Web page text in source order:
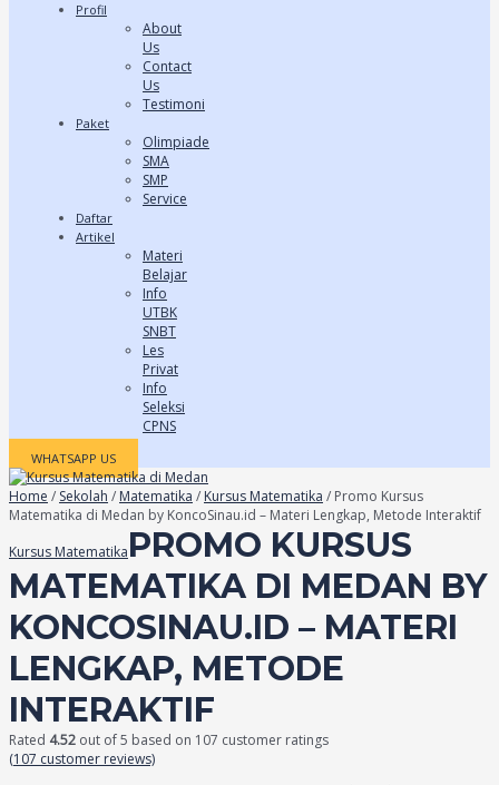
Profil
About
Us
Contact
Us
Testimoni
Paket
Olimpiade
SMA
SMP
Service
Daftar
Artikel
Materi
Belajar
Info
UTBK
SNBT
Les
Privat
Info
Seleksi
CPNS
WHATSAPP US
Home / Sekolah / Matematika / Kursus Matematika / Promo Kursus
Matematika di Medan by KoncoSinau.id – Materi Lengkap, Metode Interaktif
Kursus MatematikaPROMO KURSUS
MATEMATIKA DI MEDAN BY
KONCOSINAU.ID – MATERI
LENGKAP, METODE
INTERAKTIF
Rated 4.52 out of 5 based on 107 customer ratings
(107 customer reviews)